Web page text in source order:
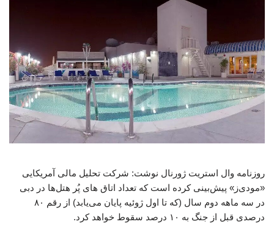
روزنامه وال استریت ژورنال نوشت: شرکت تحلیل مالی آمریکایی
«مودی‌ز» پیش‌بینی کرده است که تعداد اتاق های پُر هتل‌ها در دبی
در سه ماهه دوم سال (که تا اول ژوئیه پایان می‌یابد) از رقم ۸۰
درصدی قبل از جنگ به ۱۰ درصد سقوط خواهد کرد.